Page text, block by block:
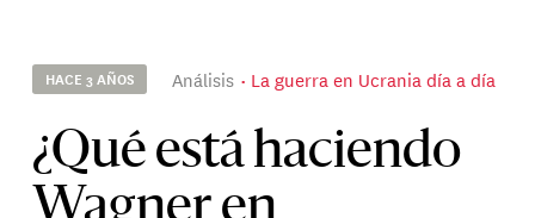
HACE 3 AÑOS Análisis La guerra en Ucrania día a día
¿Qué está haciendo